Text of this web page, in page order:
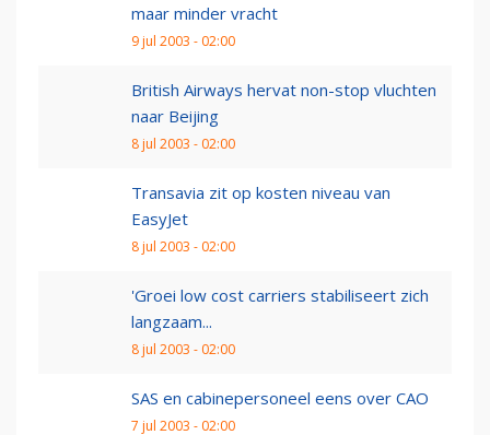
maar minder vracht
9 jul 2003 - 02:00
British Airways hervat non-stop vluchten
naar Beijing
8 jul 2003 - 02:00
Transavia zit op kosten niveau van
EasyJet
8 jul 2003 - 02:00
'Groei low cost carriers stabiliseert zich
langzaam...
8 jul 2003 - 02:00
SAS en cabinepersoneel eens over CAO
7 jul 2003 - 02:00